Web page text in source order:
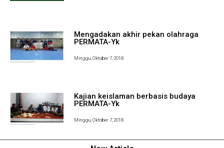
Mengadakan akhir pekan olahraga
PERMATA-Yk
Minggu, Oktober 7, 2018
Kajian keislaman berbasis budaya
PERMATA-Yk
Minggu, Oktober 7, 2018